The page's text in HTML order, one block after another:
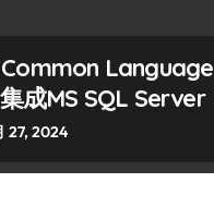
Language
成MS SQL Server
27, 2024